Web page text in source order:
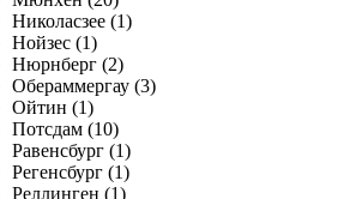
Николасзее (1)
Нойзес (1)
Нюрнберг (2)
Обераммергау (3)
Ойтин (1)
Потсдам (10)
Равенсбург (1)
Регенсбург (1)
Реллинген (1)